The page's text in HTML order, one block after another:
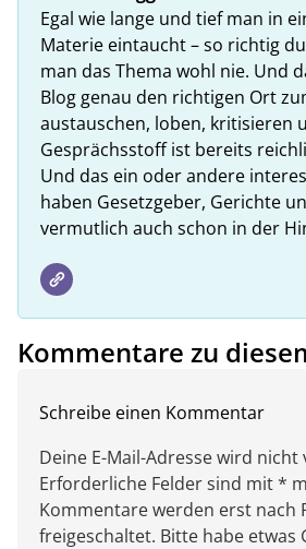
Egal wie lange und tief man in
Materie eintaucht – so richtig
man das Thema wohl nie. Und
Blog genau den richtigen Ort
austauschen, loben, kritisieren
Gesprächsstoff ist bereits
Und das ein oder andere
haben Gesetzgeber, Gerichte
vermutlich auch schon in der
Kommentare zu
Schreibe einen Kommentar
Deine E-Mail-Adresse wird
Erforderliche Felder sind mit *
Kommentare werden erst nach
freigeschaltet. Bitte habe etwas